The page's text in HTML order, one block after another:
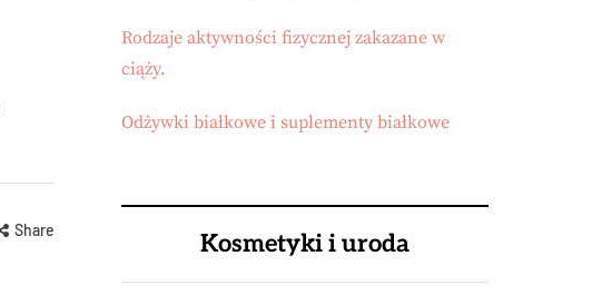
Share
Rodzaje aktywności fizycznej zakazane w
ciąży.
Odżywki białkowe i suplementy białkowe
Kosmetyki i uroda